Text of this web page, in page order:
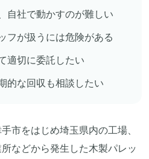
自社で動かすのが難しい
フが扱うには危険がある
適切に委託したい
的な回収も相談したい
市をはじめ埼玉県内の工場、
などから発生した木製パレッ